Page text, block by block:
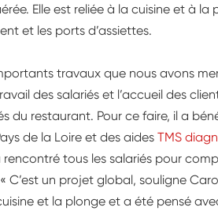
Elle est reliée à la cuisine et à la
et les ports d’assiettes.
travaux que nous avons
des salariés et l’accueil des
du restaurant. Pour ce faire, il a
de la Loire et des aides TMS
tous les salariés pour
C’est un projet global, souligne
et la plonge et a été pensé